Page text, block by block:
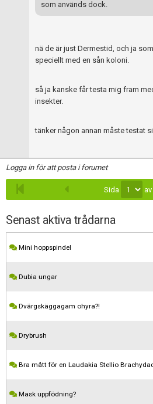
som används dock.
nä de är just Dermestid, och ja
speciellt med en sån koloni.
så ja kanske får testa mig fram
insekter.
tänker någon annan måste testat
Logga in för att posta i forumet
Sida av
Senast aktiva trådarna
Mini hoppspindel
Dubia ungar
Dvärgskäggagam ohyra?!
Drybrush
Bra mått för en Laudakia Stellio
Mask uppfödning?